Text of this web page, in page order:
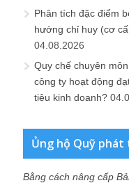
Phân tích đặc điểm
hướng chỉ huy (cơ
04.08.2026
Quy chế chuyên
công ty hoạt động
tiêu kinh doanh?
Ủng hộ Quỹ phát
Bằng cách nâng cấp